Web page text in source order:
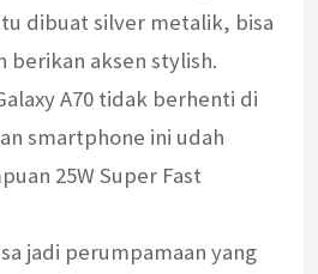
dibuat silver metalik, bisa
berikan aksen stylish.
A70 tidak berhenti di
smartphone ini udah
25W Super Fast
jadi perumpamaan yang